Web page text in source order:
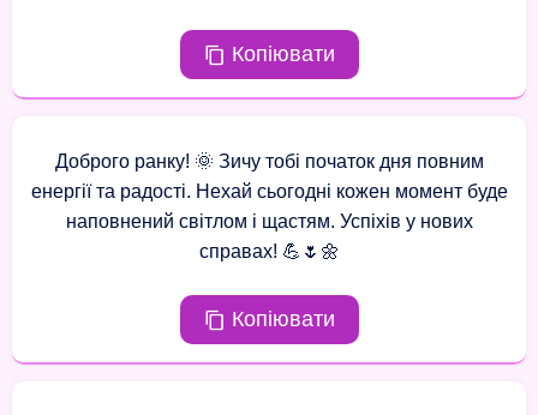
Копіювати
Доброго ранку! 🌞 Зичу тобі початок дня повним
енергії та радості. Нехай сьогодні кожен момент буде
наповнений світлом і щастям. Успіхів у нових
справах! 💪🌷🌼
Копіювати